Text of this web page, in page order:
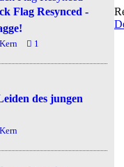
Flag Resynced -
1
des jungen